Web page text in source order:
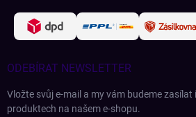
ODEBÍRAT NEWSLETTER
Vložte svůj e-mail a my vám budeme
produktech na našem e-shopu.